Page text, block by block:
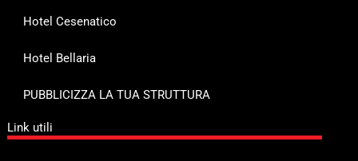
Hotel Cesenatico
Hotel Bellaria
PUBBLICIZZA LA TUA STRUTTURA
Link utili